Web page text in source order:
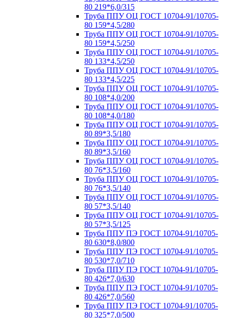
80 219*6,0/315
Труба ППУ ОЦ ГОСТ 10704-91/10705-
80 159*4,5/280
Труба ППУ ОЦ ГОСТ 10704-91/10705-
80 159*4,5/250
Труба ППУ ОЦ ГОСТ 10704-91/10705-
80 133*4,5/250
Труба ППУ ОЦ ГОСТ 10704-91/10705-
80 133*4,5/225
Труба ППУ ОЦ ГОСТ 10704-91/10705-
80 108*4,0/200
Труба ППУ ОЦ ГОСТ 10704-91/10705-
80 108*4,0/180
Труба ППУ ОЦ ГОСТ 10704-91/10705-
80 89*3,5/180
Труба ППУ ОЦ ГОСТ 10704-91/10705-
80 89*3,5/160
Труба ППУ ОЦ ГОСТ 10704-91/10705-
80 76*3,5/160
Труба ППУ ОЦ ГОСТ 10704-91/10705-
80 76*3,5/140
Труба ППУ ОЦ ГОСТ 10704-91/10705-
80 57*3,5/140
Труба ППУ ОЦ ГОСТ 10704-91/10705-
80 57*3,5/125
Труба ППУ ПЭ ГОСТ 10704-91/10705-
80 630*8,0/800
Труба ППУ ПЭ ГОСТ 10704-91/10705-
80 530*7,0/710
Труба ППУ ПЭ ГОСТ 10704-91/10705-
80 426*7,0/630
Труба ППУ ПЭ ГОСТ 10704-91/10705-
80 426*7,0/560
Труба ППУ ПЭ ГОСТ 10704-91/10705-
80 325*7,0/500